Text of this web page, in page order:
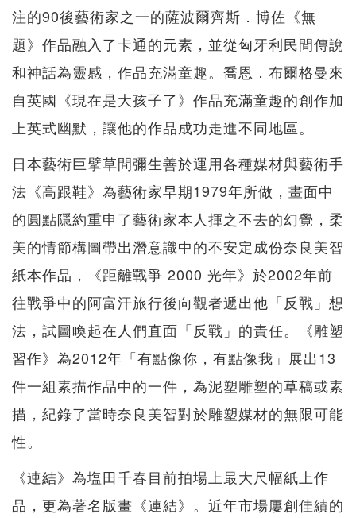
注的90後藝術家之一的薩波爾齊斯．博佐《無
題》作品融入了卡通的元素，並從匈牙利民間傳說
和神話為靈感，作品充滿童趣。喬恩．布爾格曼來
自英國《現在是大孩子了》作品充滿童趣的創作加
上英式幽默，讓他的作品成功走進不同地區。
日本藝術巨擘草間彌生善於運用各種媒材與藝術手
法《高跟鞋》為藝術家早期1979年所做，畫面中
的圓點隱約重申了藝術家本人揮之不去的幻覺，柔
美的情節構圖帶出潛意識中的不安定成份奈良美智
紙本作品，《距離戰爭 2000 光年》於2002年前
往戰爭中的阿富汗旅行後向觀者遞出他「反戰」想
法，試圖喚起在人們直面「反戰」的責任。《雕塑
習作》為2012年「有點像你，有點像我」展出13
件一組素描作品中的一件，為泥塑雕塑的草稿或素
描，紀錄了當時奈良美智對於雕塑媒材的無限可能
性。
《連結》為塩田千春目前拍場上最大尺幅紙上作
品，更為著名版畫《連結》。近年市場屢創佳績的